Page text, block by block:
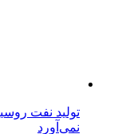
تولید نفت
نمی‌آورد